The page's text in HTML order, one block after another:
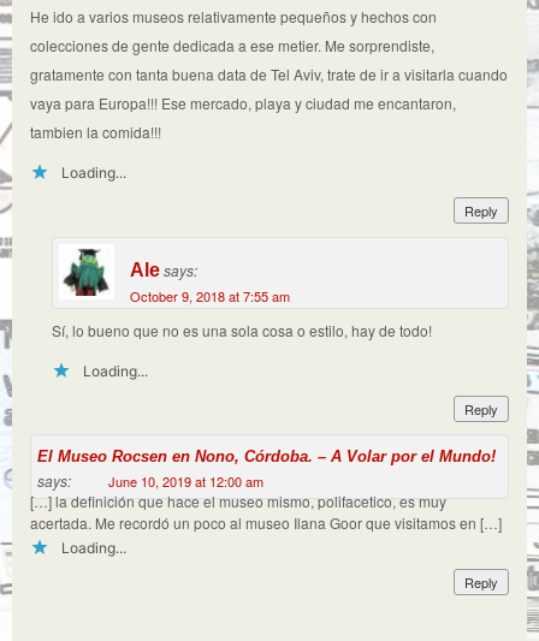
He ido a varios museos relativamente pequeños y hechos con
colecciones de gente dedicada a ese metier. Me sorprendiste,
gratamente con tanta buena data de Tel Aviv, trate de ir a visitarla cuando
vaya para Europa!!! Ese mercado, playa y ciudad me encantaron,
tambien la comida!!!
Loading...
Reply
Alesays:
October 9, 2018 at 7:55 am
Sí, lo bueno que no es una sola cosa o estilo, hay de todo!
Loading...
Reply
El Museo Rocsen en Nono, Córdoba. – A Volar por el Mundo!
says: June 10, 2019 at 12:00 am
[…] la definición que hace el museo mismo, polifacetico, es muy
acertada. Me recordó un poco al museo Ilana Goor que visitamos en […]
Loading...
Reply